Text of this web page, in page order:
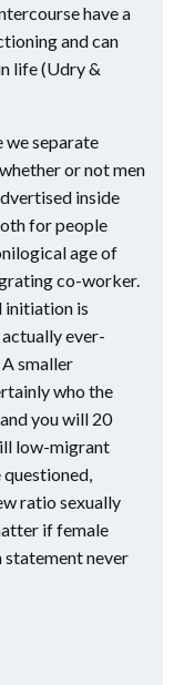
have a
and can
life (Udry &
separate
or not men
inside
for people
age of
co-worker.
initiation is
ever-
smaller
who the
you will 20
low-migrant
ratio sexually
if female
statement never